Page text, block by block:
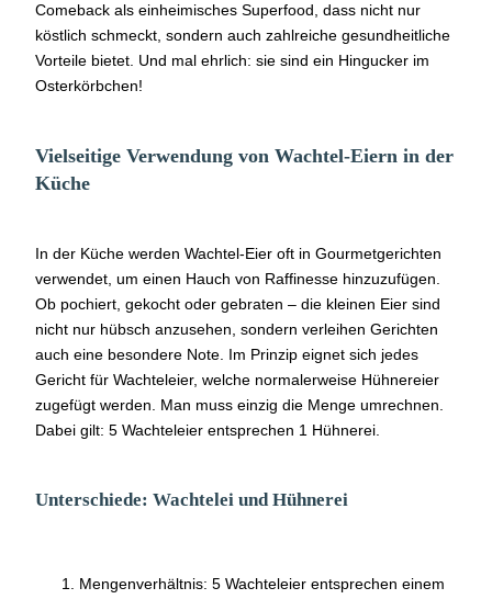
Comeback als einheimisches Superfood, dass nicht nur
köstlich schmeckt, sondern auch zahlreiche gesundheitliche
Vorteile bietet. Und mal ehrlich: sie sind ein Hingucker im
Osterkörbchen!
Vielseitige Verwendung von Wachtel-Eiern in der
Küche
In der Küche werden Wachtel-Eier oft in Gourmetgerichten
verwendet, um einen Hauch von Raffinesse hinzuzufügen.
Ob pochiert, gekocht oder gebraten – die kleinen Eier sind
nicht nur hübsch anzusehen, sondern verleihen Gerichten
auch eine besondere Note. Im Prinzip eignet sich jedes
Gericht für Wachteleier, welche normalerweise Hühnereier
zugefügt werden. Man muss einzig die Menge umrechnen.
Dabei gilt: 5 Wachteleier entsprechen 1 Hühnerei.
Unterschiede: Wachtelei und Hühnerei
Mengenverhältnis: 5 Wachteleier entsprechen einem